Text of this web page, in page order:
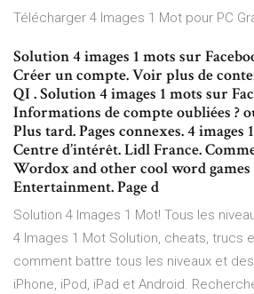
Télécharger 4 Images 1 Mot pour PC
Solution 4 images 1 mots sur
Créer un compte. Voir plus de
QI . Solution 4 images 1 mots sur
Informations de compte oubliées ?
Plus tard. Pages connexes. 4 images
Centre d’intérêt. Lidl France.
Wordox and other cool word games
Entertainment. Page d
Solution 4 Images 1 Mot! Tous les
4 Images 1 Mot Solution, cheats, trucs
comment battre tous les niveaux et
iPhone, iPod, iPad et Android.